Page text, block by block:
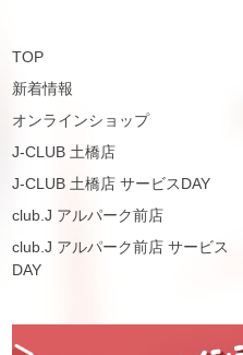
TOP
新着情報
オンラインショップ
J-CLUB 土橋店
J-CLUB 土橋店 サービスDAY
club.J アルパーク前店
club.J アルパーク前店 サービス
DAY